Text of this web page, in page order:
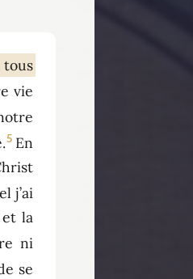
tous
vie
5 En
j’ai
la
ni
se